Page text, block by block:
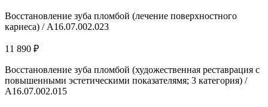
Восстановление зуба пломбой (лечение поверхностного
кариеса) / А16.07.002.023
11 890 ₽
Восстановление зуба пломбой (художественная реставрация с
повышенными эстетическими показателямя; 3 категория) /
А16.07.002.015